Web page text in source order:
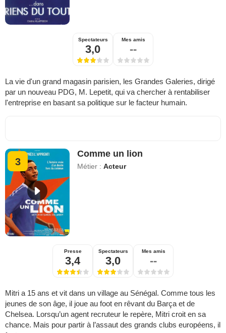
Spectateurs
3,0
Mes amis
--
La vie d'un grand magasin parisien, les Grandes Galeries, dirigé
par un nouveau PDG, M. Lepetit, qui va chercher à rentabiliser
l'entreprise en basant sa politique sur le facteur humain.
3
Comme un lion
Métier :Acteur
Presse
3,4
Spectateurs
3,0
Mes amis
--
Mitri a 15 ans et vit dans un village au Sénégal. Comme tous les
jeunes de son âge, il joue au foot en rêvant du Barça et de
Chelsea. Lorsqu’un agent recruteur le repère, Mitri croit en sa
chance. Mais pour partir à l’assaut des grands clubs européens, il